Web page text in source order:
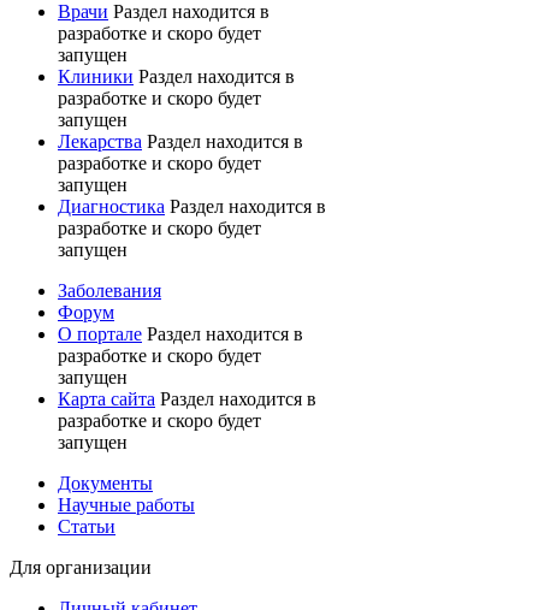
Врачи Раздел находится в
разработке и скоро будет
запущен
Клиники Раздел находится в
разработке и скоро будет
запущен
Лекарства Раздел находится в
разработке и скоро будет
запущен
Диагностика Раздел находится в
разработке и скоро будет
запущен
Заболевания
Форум
О портале Раздел находится в
разработке и скоро будет
запущен
Карта сайта Раздел находится в
разработке и скоро будет
запущен
Документы
Научные работы
Статьи
Для организации